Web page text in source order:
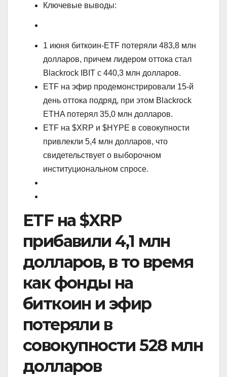
Ключевые выводы:
1 июня биткоин-ETF потеряли 483,8 млн
долларов, причем лидером оттока стал
Blackrock IBIT с 440,3 млн долларов.
ETF на эфир продемонстрировали 15-й
день оттока подряд, при этом Blackrock
ETHA потерял 35,0 млн долларов.
ETF на $XRP и $HYPE в совокупности
привлекли 5,4 млн долларов, что
свидетельствует о выборочном
институциональном спросе.
ETF на $XRP
прибавили 4,1 млн
долларов, в то время
как фонды на
биткоин и эфир
потеряли в
совокупности 528 млн
долларов